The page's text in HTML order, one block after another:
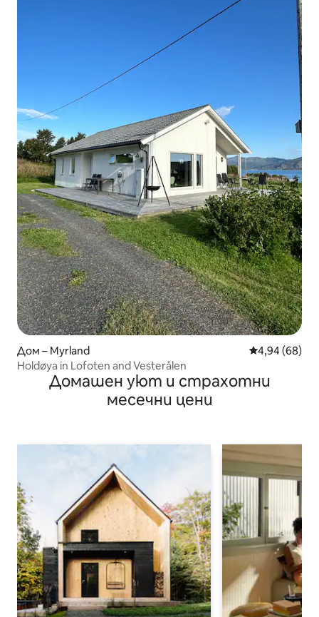
Дом – Myrland Средна
4,94 (68)
Holdøya in Lofoten and Vesterålen
Домашен уют и страхотни
месечни цени